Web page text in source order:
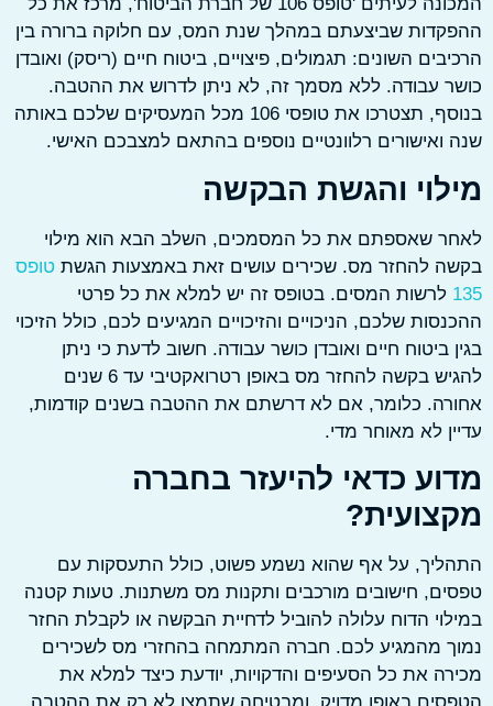
המכונה לעיתים 'טופס 106 של חברת הביטוח', מרכז את כל
שביצעתם במהלך שנת המס, עם חלוקה ברורה בין
השונים: תגמולים, פיצויים, ביטוח חיים (ריסק) ואובדן
עבודה. ללא מסמך זה, לא ניתן לדרוש את ההטבה.
בנוסף, תצטרכו את טופסי 106 מכל המעסיקים שלכם באותה
ואישורים רלוונטיים נוספים בהתאם למצבכם האישי.
והגשת הבקשה
שאספתם את כל המסמכים, השלב הבא הוא מילוי
להחזר מס. שכירים עושים זאת באמצעות הגשתטופס
לרשות המסים. בטופס זה יש למלא את כל פרטי
שלכם, הניכויים והזיכויים המגיעים לכם, כולל הזיכוי
ביטוח חיים ואובדן כושר עבודה. חשוב לדעת כי ניתן
להגיש בקשה להחזר מס באופן רטרואקטיבי עד 6 שנים
כלומר, אם לא דרשתם את ההטבה בשנים קודמות,
לא מאוחר מדי.
כדאי להיעזר בחברה
על אף שהוא נשמע פשוט, כולל התעסקות עם
חישובים מורכבים ותקנות מס משתנות. טעות קטנה
הדוח עלולה להוביל לדחיית הבקשה או לקבלת החזר
מהמגיע לכם. חברה המתמחה בהחזרי מס לשכירים
את כל הסעיפים והדקויות, יודעת כיצד למלא את